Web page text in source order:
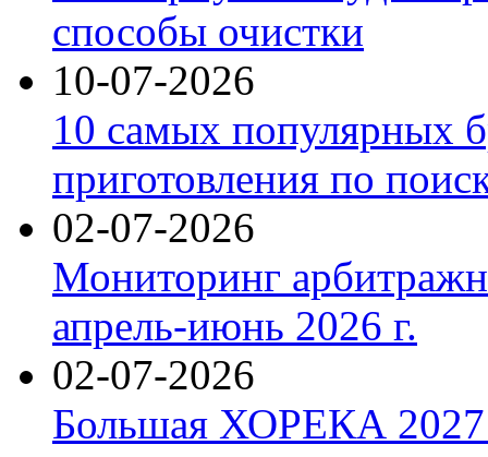
способы очистки
10-07-2026
10 самых популярных
приготовления по
02-07-2026
Мониторинг
апрель-июнь 2026 г.
02-07-2026
Большая ХОРЕКА 2027: